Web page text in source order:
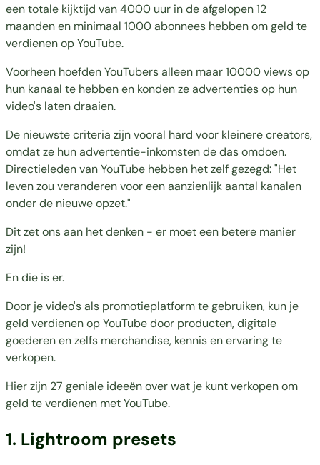
een totale kijktijd van 4000 uur in de afgelopen 12
maanden en minimaal 1000 abonnees hebben om geld te
verdienen op YouTube.
Voorheen hoefden YouTubers alleen maar 10000 views op
hun kanaal te hebben en konden ze advertenties op hun
video's laten draaien.
De nieuwste criteria zijn vooral hard voor kleinere creators,
omdat ze hun advertentie-inkomsten de das omdoen.
Directieleden van YouTube hebben het zelf gezegd: "Het
leven zou veranderen voor een aanzienlijk aantal kanalen
onder de nieuwe opzet."
Dit zet ons aan het denken - er moet een betere manier
zijn!
En die is er.
Door je video's als promotieplatform te gebruiken, kun je
geld verdienen op YouTube door producten,digitale
goederen en zelfs merchandise, kennis en ervaring te
verkopen.
Hier zijn 27 geniale ideeën over wat je kunt verkopen om
geld te verdienen met YouTube.
1. Lightroom presets